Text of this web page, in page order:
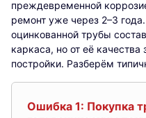
преждевременной
ремонт уже через 2–3
оцинкованной трубы
каркаса, но от её
постройки. Разберём
Ошибка 1: Покупка